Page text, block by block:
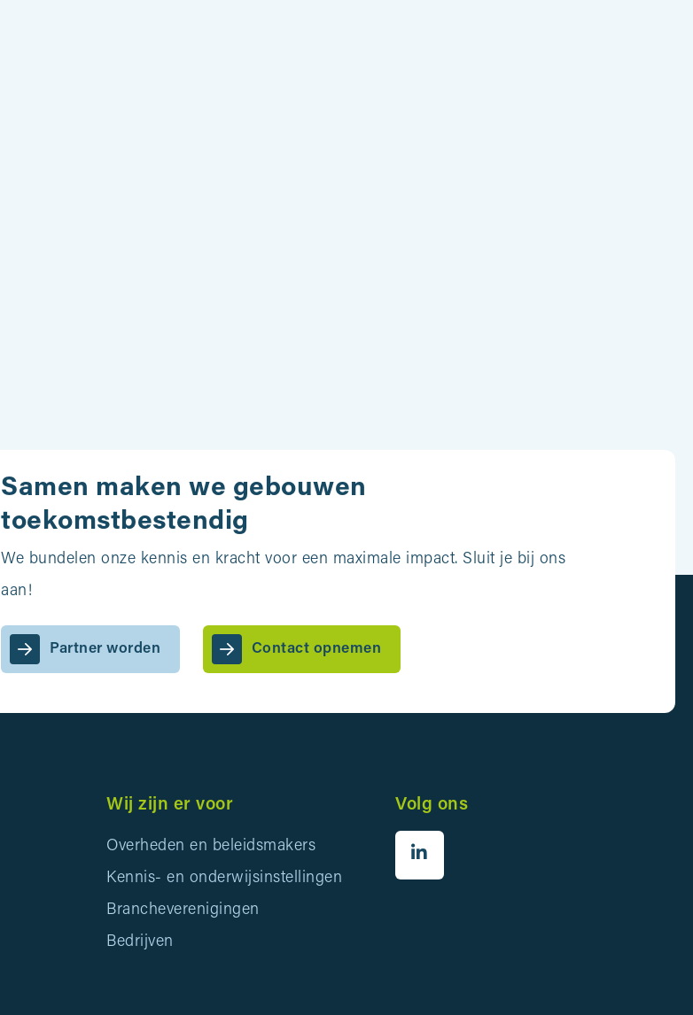
Samen maken we gebouwen
toekomstbestendig
We bundelen onze kennis en kracht voor een maximale impact. Sluit je bij ons
aan!
Partner worden Contact opnemen
Wij zijn er voor
Overheden en beleidsmakers
Kennis- en onderwijsinstellingen
Brancheverenigingen
Bedrijven
Volg ons